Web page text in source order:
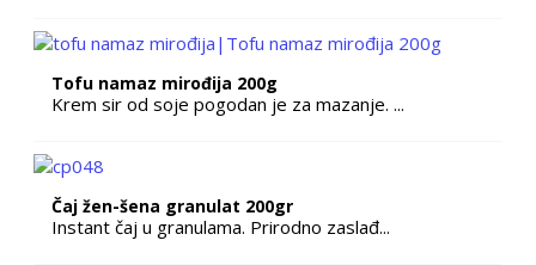
Tofu namaz mirođija 200g
Krem sir od soje pogodan je za mazanje. ...
Čaj žen-šena granulat 200gr
Instant čaj u granulama. Prirodno zaslađ...